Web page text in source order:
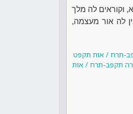
וקוראים לה מלך
לה אור מעצמה,
תרח / אות תקפט
תקפב-תרח / אות